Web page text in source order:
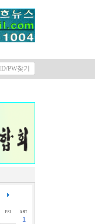
PW찾기
1